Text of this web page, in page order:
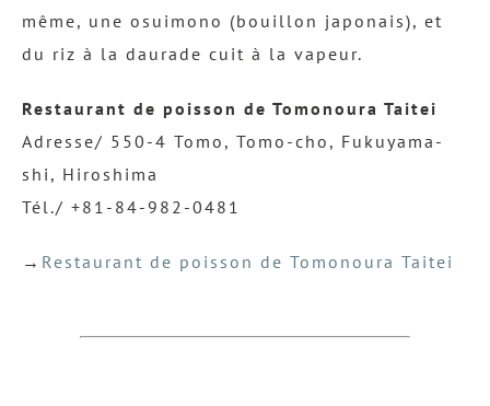
même, une osuimono (bouillon japonais), et
du riz à la daurade cuit à la vapeur.
Restaurant de poisson de Tomonoura Taitei
Adresse/ 550-4 Tomo, Tomo-cho, Fukuyama-
shi, Hiroshima
Tél./ +81-84-982-0481
→ Restaurant de poisson de Tomonoura Taitei